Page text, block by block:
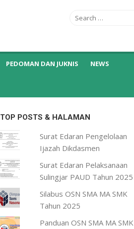
Search
PEDOMAN DAN JUKNIS NEWS
TOP POSTS & HALAMAN
Surat Edaran Pengelolaan
Ijazah Dikdasmen
Surat Edaran Pelaksanaan
Sulingjar PAUD Tahun 2025
Silabus OSN SMA MA SMK
Tahun 2025
Panduan OSN SMA MA SMK